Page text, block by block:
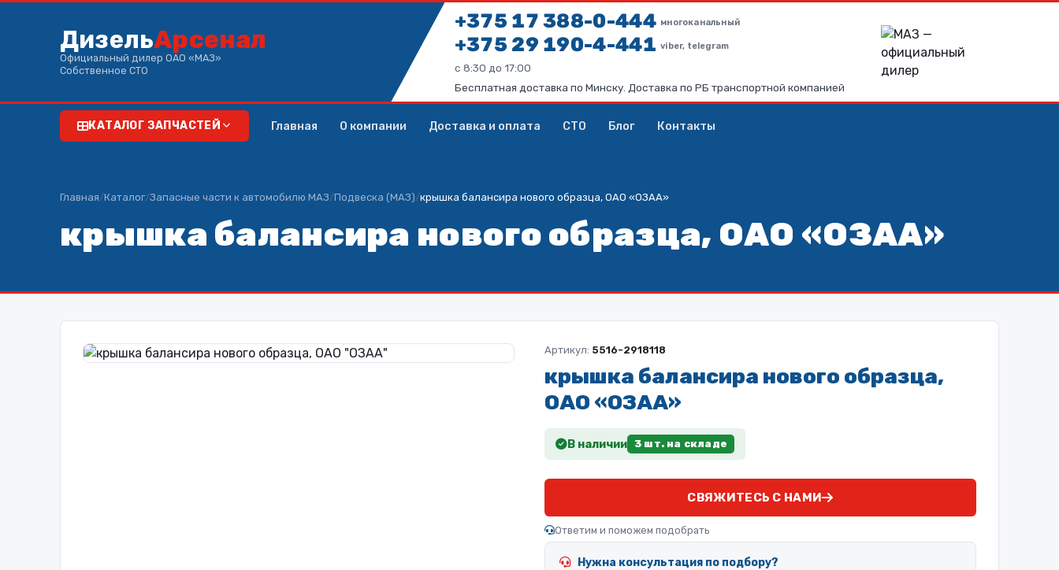
ДизельАрсенал
Официальный дилер ОАО «МАЗ»
Собственное СТО
+375 17 388-0-444 многоканальный
+375 29 190-4-441viber, telegram
с 8:30 до 17:00
Бесплатная доставка по Минску. Доставка по РБ транспортной компанией
КАТАЛОГ ЗАПЧАСТЕЙ Главная О компании Доставка и оплата СТО Блог Контакты
Главная/Каталог/Запасные части к автомобилю МАЗ/Подвеска (МАЗ)/крышка балансира нового образца, ОАО «ОЗАА»
крышка балансира нового образца, ОАО «ОЗАА»
Артикул: 5516-2918118
крышка балансира нового образца,
ОАО «ОЗАА»
В наличии 3 шт. на складе
СВЯЖИТЕСЬ С НАМИ
Ответим и поможем подобрать
Нужна консультация по подбору?